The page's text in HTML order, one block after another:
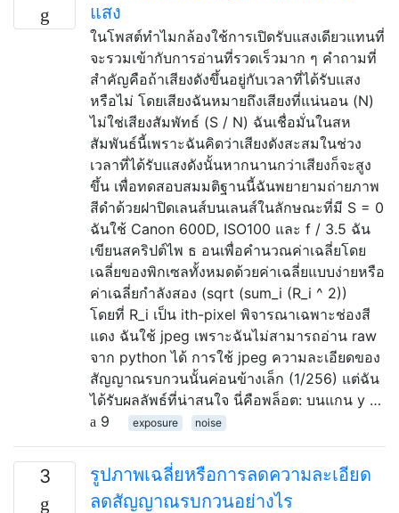
แสง
ในโพสต์ทำไมกล้องใช้การเปิดรับแสงเดียวแทนที่
จะรวมเข้ากับการอ่านที่รวดเร็วมาก ๆ คำถามที่
สำคัญคือถ้าเสียงดังขึ้นอยู่กับเวลาที่ได้รับแสง
หรือไม่ โดยเสียงฉันหมายถึงเสียงที่แน่นอน (N)
ไม่ใช่เสียงสัมพัทธ์ (S / N) ฉันเชื่อมั่นในสห
สัมพันธ์นี้เพราะฉันคิดว่าเสียงดังสะสมในช่วง
เวลาที่ได้รับแสงดังนั้นหากนานกว่าเสียงก็จะสูง
ขึ้น เพื่อทดสอบสมมติฐานนี้ฉันพยายามถ่ายภาพ
สีดำด้วยฝาปิดเลนส์บนเลนส์ในลักษณะที่มี S = 0
ฉันใช้ Canon 600D, ISO100 และ f / 3.5 ฉัน
เขียนสคริปต์ไพ ธ อนเพื่อคำนวณค่าเฉลี่ยโดย
เฉลี่ยของพิกเซลทั้งหมดด้วยค่าเฉลี่ยแบบง่ายหรือ
ค่าเฉลี่ยกำลังสอง (sqrt (sum_i (R_i ^ 2))
โดยที่ R_i เป็น ith-pixel พิจารณาเฉพาะช่องสี
แดง ฉันใช้ jpeg เพราะฉันไม่สามารถอ่าน raw
จาก python ได้ การใช้ jpeg ความละเอียดของ
สัญญาณรบกวนนั้นค่อนข้างเล็ก (1/256) แต่ฉัน
ได้รับผลลัพธ์ที่น่าสนใจ นี่คือพล็อต: บนแกน y …
9
exposure noise
3
รูปภาพเฉลี่ยหรือการลดความละเอียด
ลดสัญญาณรบกวนอย่างไร